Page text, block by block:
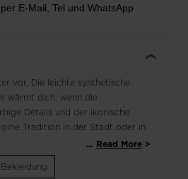
per E-Mail, Tel und WhatsApp
vor. Die leichte synthetische
wärmt dich, wenn die
Details und der ikonische
Tradition in der Stadt oder in
... Read More
Bekleidung